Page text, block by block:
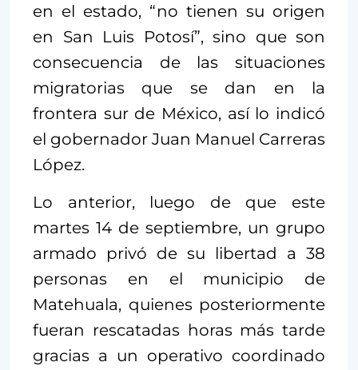
en el estado, “no tienen su origen
en San Luis Potosí”, sino que son
consecuencia de las situaciones
migratorias que se dan en la
frontera sur de México, así lo indicó
el gobernador Juan Manuel Carreras
López.
Lo anterior, luego de que este
martes 14 de septiembre, un grupo
armado privó de su libertad a 38
personas en el municipio de
Matehuala, quienes posteriormente
fueran rescatadas horas más tarde
gracias a un operativo coordinado